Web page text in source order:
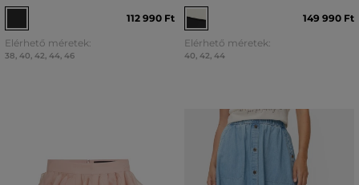
112 990 Ft
Elérhető méretek:
38, 40, 42, 44, 46
149 990 Ft
Elérhető méretek:
40, 42, 44